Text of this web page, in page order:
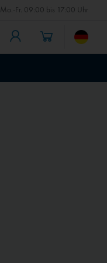
Mo.-Fr. 09:00 bis 17:00 Uhr